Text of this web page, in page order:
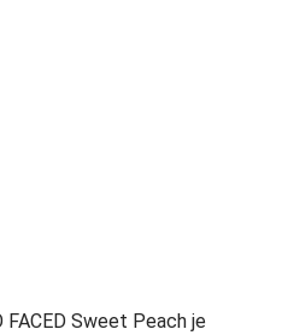
Sweet Peach je